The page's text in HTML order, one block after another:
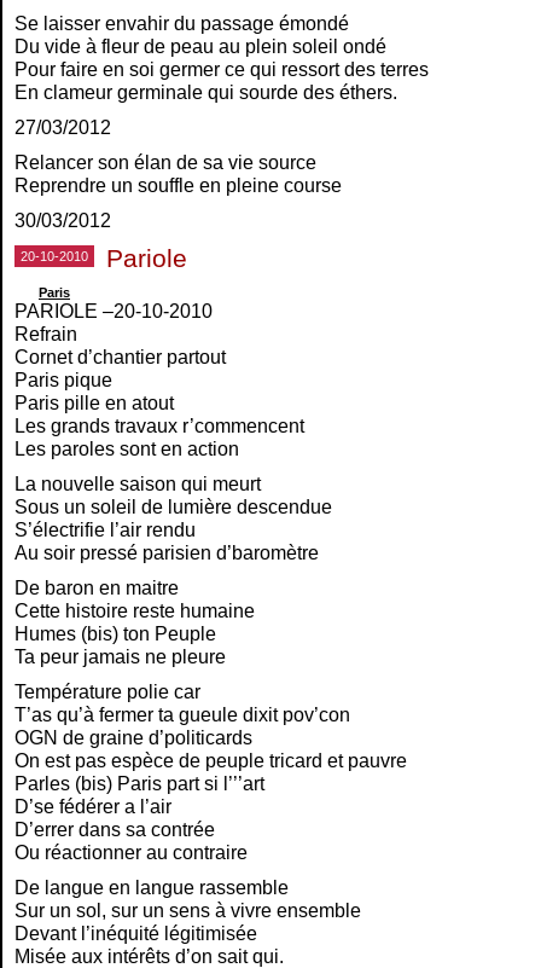
Se laisser envahir du passage émondé
Du vide à fleur de peau au plein soleil ondé
Pour faire en soi germer ce qui ressort des terres
En clameur germinale qui sourde des éthers.
27/03/2012
Relancer son élan de sa vie source
Reprendre un souffle en pleine course
30/03/2012
20-10-2010 Pariole
Paris
PARIOLE –20-10-2010
Refrain
Cornet d’chantier partout
Paris pique
Paris pille en atout
Les grands travaux r’commencent
Les paroles sont en action
La nouvelle saison qui meurt
Sous un soleil de lumière descendue
S’électrifie l’air rendu
Au soir pressé parisien d’baromètre
De baron en maitre
Cette histoire reste humaine
Humes (bis) ton Peuple
Ta peur jamais ne pleure
Température polie car
T’as qu’à fermer ta gueule dixit pov’con
OGN de graine d’politicards
On est pas espèce de peuple tricard et pauvre
Parles (bis) Paris part si l’’’art
D’se fédérer a l’air
D’errer dans sa contrée
Ou réactionner au contraire
De langue en langue rassemble
Sur un sol, sur un sens à vivre ensemble
Devant l’inéquité légitimisée
Misée aux intérêts d’on sait qui.